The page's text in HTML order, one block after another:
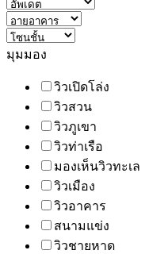
มุมมอง
วิวเปิดโล่ง
วิวสวน
วิวภูเขา
วิวท่าเรือ
มองเห็นวิวทะเล
วิวเมือง
วิวอาคาร
สนามแข่ง
วิวชายหาด